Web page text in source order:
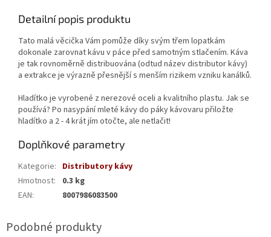
Detailní popis produktu
Tato malá věcička Vám pomůže díky svým třem lopatkám
dokonale zarovnat kávu v páce před samotným stlačením. Káva
je tak rovnoměrně distribuována (odtud název distributor kávy)
a extrakce je výrazně přesnější s menším rizikem vzniku kanálků.
Hladítko je vyrobené z nerezové oceli a kvalitního plastu. Jak se
používá? Po nasypání mleté kávy do páky kávovaru přiložte
hladítko a 2 - 4 krát jím otočte, ale netlačit!
Doplňkové parametry
Kategorie: Distributory kávy
Hmotnost:
0.3 kg
EAN: 8007986083500